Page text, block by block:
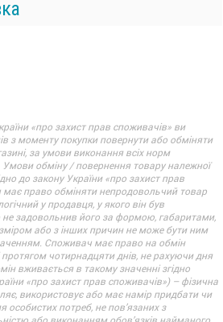
«про захист прав споживачів» ви
з моменту покупки повернути або обміняти
за умови виконання всіх норм
обміну / повернення товару належної
до закону України «про захист прав
право обміняти непродовольчий товар
у продавця, у якого він був
задовольнив його за формою, габаритами,
або з інших причин не може бути ним
Споживач має право на обмін
протягом чотирнадцяти днів, не рахуючи дня
вживається в такому значенні згідно
«про захист прав споживачів») – фізична
використовує або має намір придбати чи
особистих потреб, не пов’язаних з